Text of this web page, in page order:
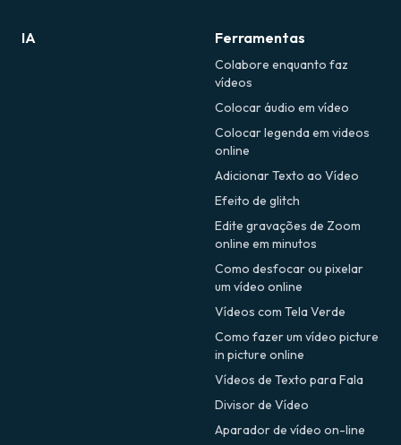
IA Ferramentas
Colabore enquanto faz
vídeos
Colocar áudio em vídeo
Colocar legenda em videos
online
Adicionar Texto ao Vídeo
Efeito de glitch
Edite gravações de Zoom
online em minutos
Como desfocar ou pixelar
um vídeo online
Vídeos com Tela Verde
Como fazer um vídeo picture
in picture online
Vídeos de Texto para Fala
Divisor de Vídeo
Aparador de vídeo on-line